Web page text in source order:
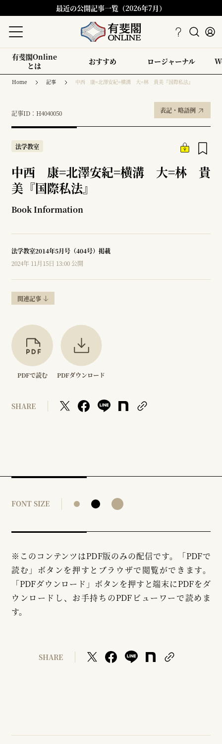
最近の公開記事一覧（2026年7月）
有斐閣Online
とは
おすすめ ロージャーナル
Home 記事 中西 康=北澤安紀=横溝 大=林 貴美『国際私法』
記事ID：H4040050 表記・略語例
法学教室
中西 康=北澤安紀=横溝 大=林 貴
美『国際私法』
Book Information
法学教室2014年5月号（404号）掲載
2024年 11月15日 13:00 公開
関連記事
PDFで読む PDFダウンロード
SHARE
FONT SIZE
※このコンテンツはPDF版のみの配信です。「PDFで
読む」ボタンを押すとブラウザで閲覧ができます。
「PDFダウンロード」ボタンを押すと端末にPDFをダ
ウンロードし、お手持ちのPDFビューワーで読めま
す。
SHARE